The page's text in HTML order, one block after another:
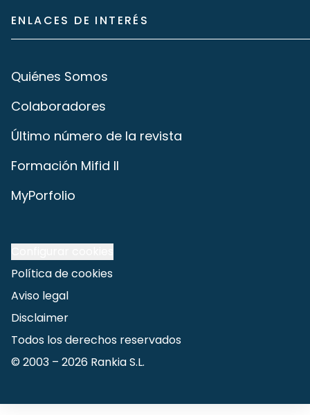
ENLACES DE INTERÉS
Quiénes Somos
Colaboradores
Último número de la revista
Formación Mifid II
MyPorfolio
Política de cookies
Aviso legal
Disclaimer
Todos los derechos reservados
© 2003 – 2026 Rankia S.L.